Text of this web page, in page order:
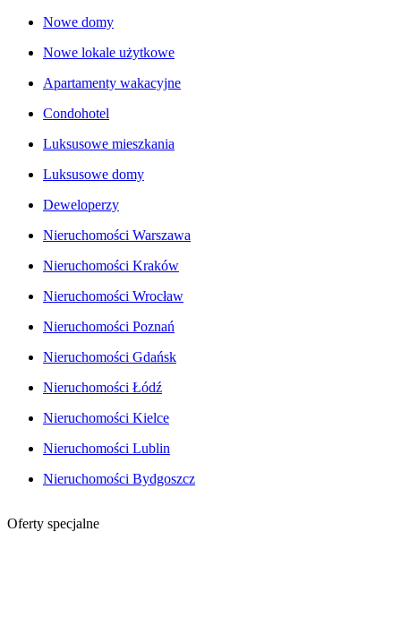
Nowe domy
Nowe lokale użytkowe
Apartamenty wakacyjne
Condohotel
Luksusowe mieszkania
Luksusowe domy
Deweloperzy
Nieruchomości Warszawa
Nieruchomości Kraków
Nieruchomości Wrocław
Nieruchomości Poznań
Nieruchomości Gdańsk
Nieruchomości Łódź
Nieruchomości Kielce
Nieruchomości Lublin
Nieruchomości Bydgoszcz
Oferty specjalne